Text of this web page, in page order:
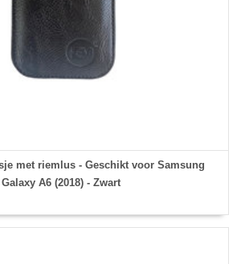
met riemlus - Geschikt voor Samsung
Galaxy A6 (2018) - Zwart